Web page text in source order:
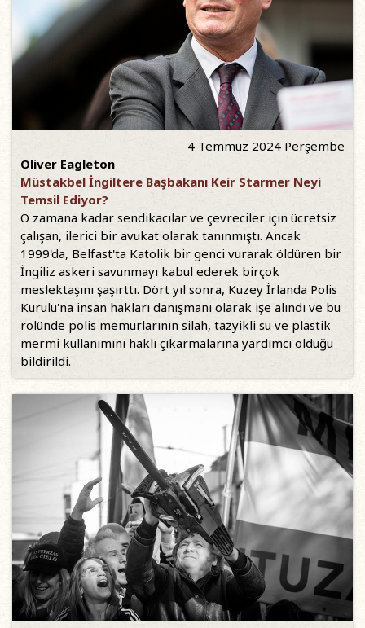
4 Temmuz 2024 Perşembe
Oliver Eagleton
Müstakbel İngiltere Başbakanı Keir Starmer Neyi
Temsil Ediyor?
O zamana kadar sendikacılar ve çevreciler için ücretsiz
çalışan, ilerici bir avukat olarak tanınmıştı. Ancak
1999'da, Belfast'ta Katolik bir genci vurarak öldüren bir
İngiliz askeri savunmayı kabul ederek birçok
meslektaşını şaşırttı. Dört yıl sonra, Kuzey İrlanda Polis
Kurulu'na insan hakları danışmanı olarak işe alındı ve bu
rolünde polis memurlarının silah, tazyikli su ve plastik
mermi kullanımını haklı çıkarmalarına yardımcı olduğu
bildirildi.